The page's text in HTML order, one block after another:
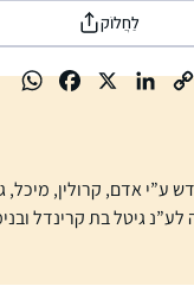
לַחֲלוֹק
ע”י אדם, קרולין, מיכל,
לע”נ גיטל בת קרינדל